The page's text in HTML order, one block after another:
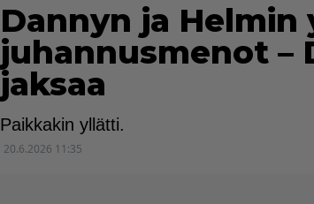
Dannyn ja
juhannusmenot –
jaksaa
Paikkakin yllätti.
20.6.2026 11:35